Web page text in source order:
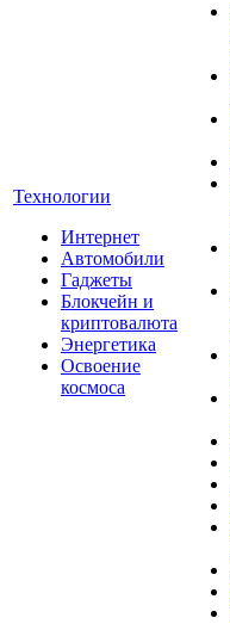
Технологии
Интернет
Автомобили
Гаджеты
Блокчейн и
криптовалюта
Энергетика
Освоение
космоса